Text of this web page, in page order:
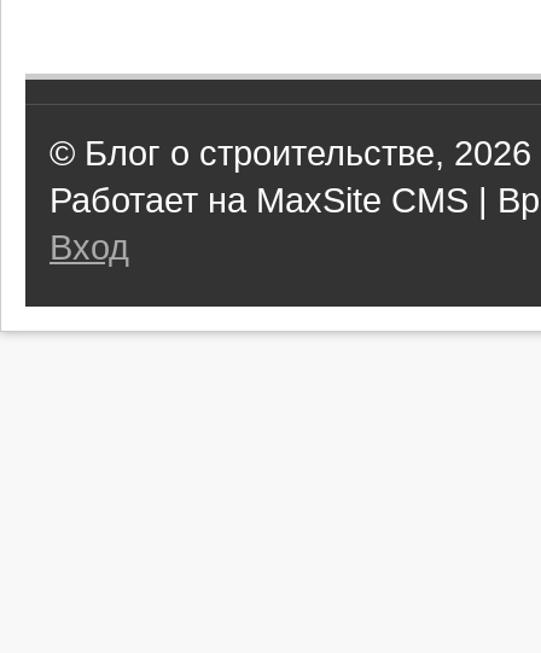
© Блог о строительстве, 2026
Работает на MaxSite CMS |
Вход